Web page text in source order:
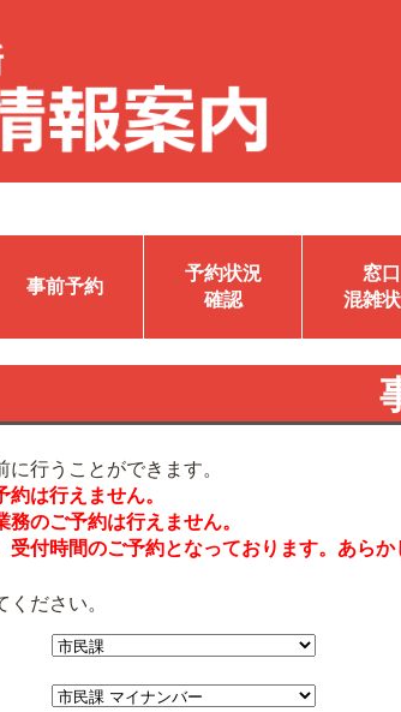
事前予約
予約状況
確認
窓口
混雑
に行うことができます。
は行えません。
のご予約は行えません。
付時間のご予約となっております。あらか
ださい。